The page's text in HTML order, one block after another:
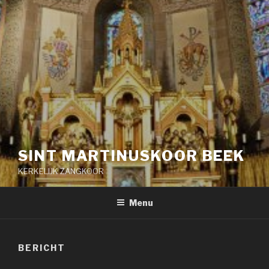
SINT MARTINUSKOOR BEEK
KERKELIJK ZANGKOOR
Menu
BERICHT